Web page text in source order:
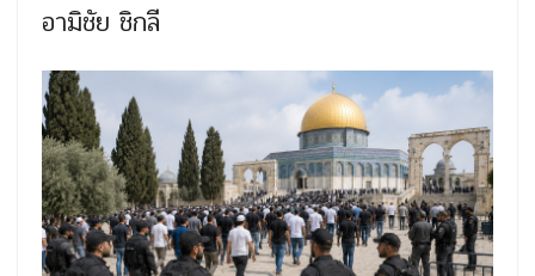
อามิชัย ชิกลี